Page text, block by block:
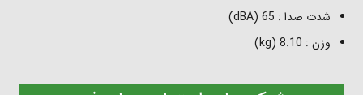
شدت صدا : 65 (dBA)
وزن : 8.10 (kg)